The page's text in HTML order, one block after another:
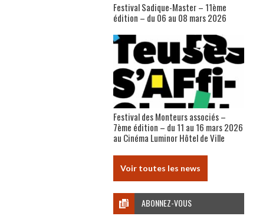
Festival Sadique-Master – 11ème
édition – du 06 au 08 mars 2026
Festival des Monteurs associés –
7ème édition – du 11 au 16 mars 2026
au Cinéma Luminor Hôtel de Ville
Voir toutes les news
ABONNEZ-VOUS